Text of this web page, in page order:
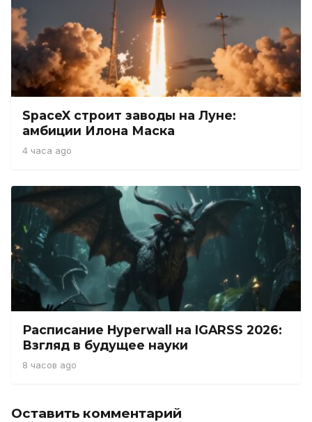
SpaceX строит заводы на Луне:
амбиции Илона Маска
4 часа ago
Расписание Hyperwall на IGARSS 2026:
Взгляд в будущее науки
8 часов ago
Оставить комментарий